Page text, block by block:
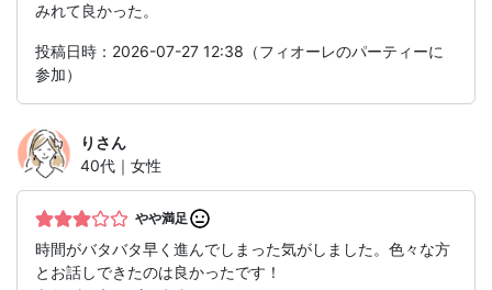
みれて良かった。
投稿日時：2026-07-27 12:38（フィオーレのパーティーに
参加）
り さん
40代｜女性
やや満足
時間がバタバタ早く進んでしまった気がしました。色々な方
とお話しできたのは良かったです！